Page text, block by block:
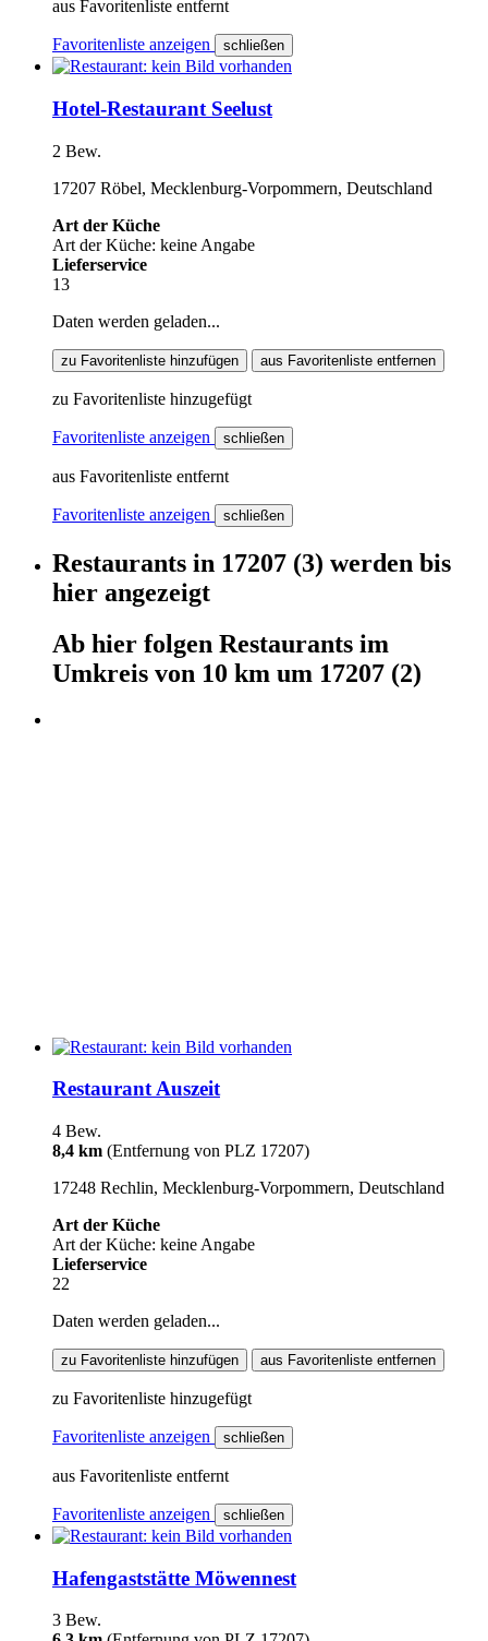
aus Favoritenliste entfernt
Favoritenliste anzeigen schließen
Hotel-Restaurant Seelust
2 Bew.
17207 Röbel, Mecklenburg-Vorpommern, Deutschland
Art der Küche
Art der Küche: keine Angabe
Lieferservice
13
Daten werden geladen...
zu Favoritenliste hinzufügen aus Favoritenliste entfernen
zu Favoritenliste hinzugefügt
Favoritenliste anzeigen schließen
aus Favoritenliste entfernt
Favoritenliste anzeigen schließen
Restaurants in 17207 (3) werden bis
hier angezeigt
Ab hier folgen Restaurants im
Umkreis von 10 km um 17207 (2)
Restaurant Auszeit
4 Bew.
8,4 km (Entfernung von PLZ 17207)
17248 Rechlin, Mecklenburg-Vorpommern, Deutschland
Art der Küche
Art der Küche: keine Angabe
Lieferservice
22
Daten werden geladen...
zu Favoritenliste hinzufügen aus Favoritenliste entfernen
zu Favoritenliste hinzugefügt
Favoritenliste anzeigen schließen
aus Favoritenliste entfernt
Favoritenliste anzeigen schließen
Hafengaststätte Möwennest
3 Bew.